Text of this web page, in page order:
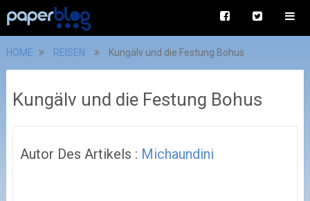
HOME REISEN Kungälv und die Festung Bohus
Kungälv und die Festung Bohus
Autor Des Artikels : Michaundini